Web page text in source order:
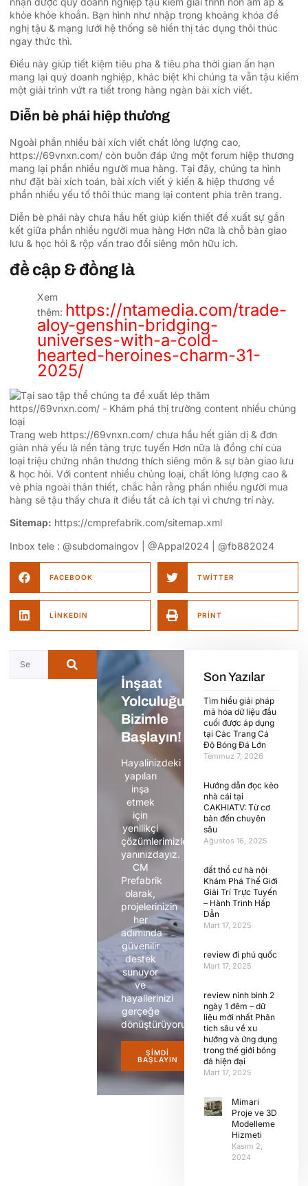
khỏe khỏe khoắn. Bạn hình như nhập trong khoảng khóa đề
nghị tậu & mạng lưới hệ thống sẽ hiển thị tác dụng thôi thúc
ngay thức thì.
Điều này giúp tiết kiệm tiêu pha & tiêu pha thời gian ấn hạn
mang lại quý doanh nghiệp, khác biệt khi chúng ta vẫn tậu kiếm
một giải trình vứt ra tiết trong hàng ngàn bài xích viết.
Diễn bè phái hiệp thương
Ngoài phần nhiều bài xích viết chất lỏng lượng cao,
https://69vnxn.com/ còn buôn đáp ứng một forum hiệp thương
mang lại phần nhiều người mua hàng. Tại đây, chúng ta hình
như đặt bài xích toán, bài xích viết ý kiến & hiệp thương về
phần nhiều yếu tố thôi thúc mang lại content phía trên trang.
Diễn bè phái này chưa hầu hết giúp kiến thiết đề xuất sự gắn
kết giữa phần nhiều người mua hàng Hơn nữa là chỗ bàn giao
lưu & học hỏi & rộp vấn trao đổi siêng môn hữu ích.
đề cập & đồng là
Xem
thêm: https://ntamedia.com/trade-
aloy-genshin-bridging-
universes-with-a-cold-
hearted-heroines-charm-31-
2025/
Trang web https://69vnxn.com/ chưa hầu hết giản dị & đơn
giản nhà yếu là nền tảng trực tuyến Hơn nữa là đồng chí của
loại triệu chứng nhân thương thích siêng môn & sự bàn giao lưu
& học hỏi. Với content nhiều chủng loại, chất lỏng lượng cao &
vẻ phía ngoài thân thiết, chắc hẳn rằng phần nhiều người mua
hàng sẽ tậu thấy chưa ít điều tất cả ích tại vì chưng trí này.
Sitemap: https://cmprefabrik.com/sitemap.xml
Inbox tele : @subdomaingov | @Appal2024 | @fb882024
FACEBOOK TWITTER
LINKEDIN PRINT
İnşaat
Yolculuğunuza
Bizimle
Başlayın!
Hayalinizdeki
yapıları
inşa
etmek
için
yenilikçi
çözümlerimizle
yanınızdayız.
CM
Prefabrik
olarak,
projelerinizin
her
adımında
güvenilir
destek
sunuyor
ve
hayallerinizi
gerçeğe
dönüştürüyoruz.
ŞIMDI
BAŞLAYIN
Son Yazılar
Tìm hiểu giải pháp
mã hóa dữ liệu đầu
cuối được áp dụng
tại Các Trang Cá
Độ Bóng Đá Lớn
Temmuz 7, 2026
Hướng dẫn đọc kèo
nhà cái tại
CAKHIATV: Từ cơ
bản đến chuyên
sâu
Ağustos 16, 2025
đất thổ cư hà nội
Khám Phá Thế Giới
Giải Trí Trực Tuyến
– Hành Trình Hấp
Dẫn
Mart 17, 2025
review đi phú quốc
Mart 17, 2025
review ninh bình 2
ngày 1 đêm – dữ
liệu mới nhất Phân
tích sâu về xu
hướng và ứng dụng
trong thế giới bóng
đá hiện đại
Mart 17, 2025
Mimari
Proje ve 3D
Modelleme
Hizmeti
Kasım 2,
2024